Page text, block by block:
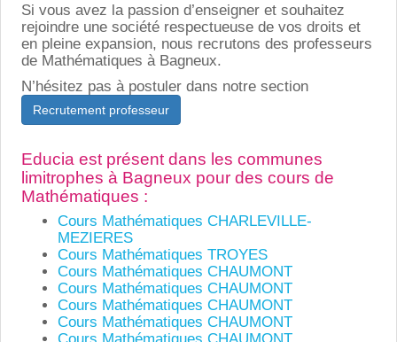
Si vous avez la passion d’enseigner et souhaitez
rejoindre une société respectueuse de vos droits et
en pleine expansion, nous recrutons des professeurs
de Mathématiques à Bagneux.
N’hésitez pas à postuler dans notre section
Recrutement professeur
Educia est présent dans les communes
limitrophes à Bagneux pour des cours de
Mathématiques :
Cours Mathématiques CHARLEVILLE-
MEZIERES
Cours Mathématiques TROYES
Cours Mathématiques CHAUMONT
Cours Mathématiques CHAUMONT
Cours Mathématiques CHAUMONT
Cours Mathématiques CHAUMONT